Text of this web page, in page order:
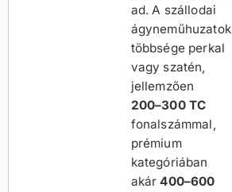
ad. A szállodai
ágyneműhuzatok
többsége perkal
vagy szatén,
jellemzően
200–300 TC
fonalszámmal,
prémium
kategóriában
akár400–600